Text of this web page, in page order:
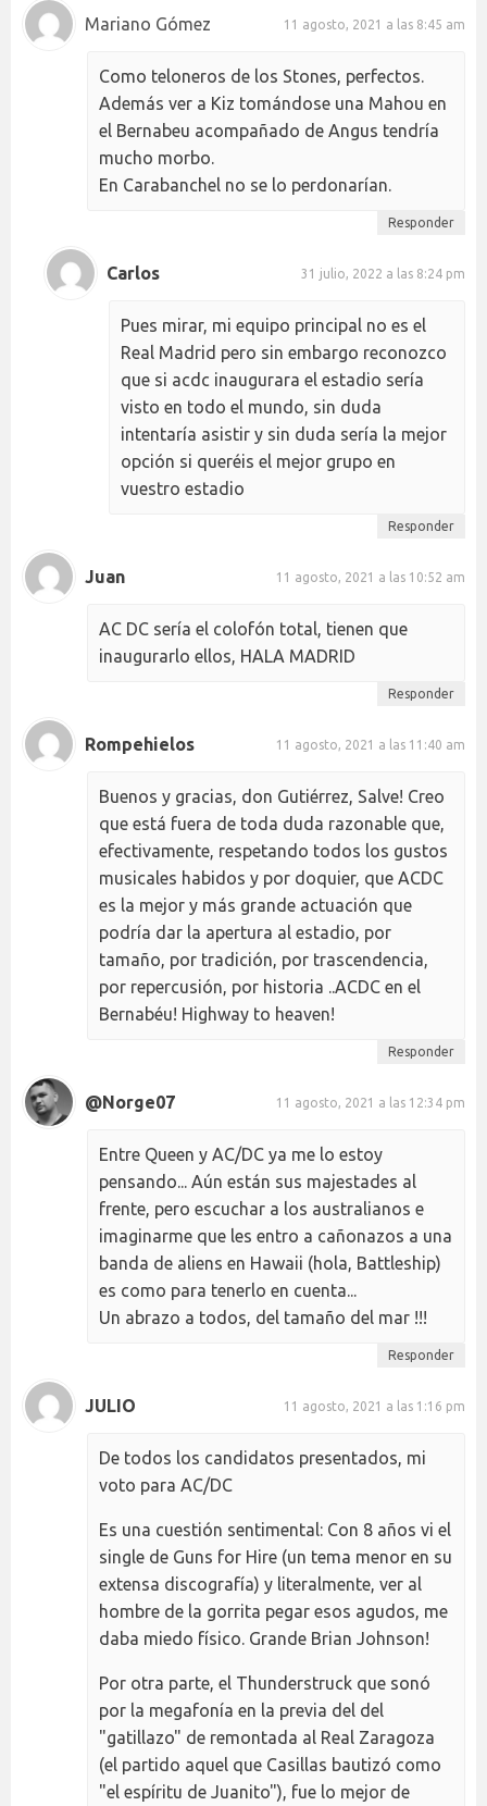
Mariano Gómez 11 agosto, 2021 a las 8:45 am
Como teloneros de los Stones, perfectos.
Además ver a Kiz tomándose una Mahou en
el Bernabeu acompañado de Angus tendría
mucho morbo.
En Carabanchel no se lo perdonarían.
Responder
Carlos 31 julio, 2022 a las 8:24 pm
Pues mirar, mi equipo principal no es el
Real Madrid pero sin embargo reconozco
que si acdc inaugurara el estadio sería
visto en todo el mundo, sin duda
intentaría asistir y sin duda sería la mejor
opción si queréis el mejor grupo en
vuestro estadio
Responder
Juan 11 agosto, 2021 a las 10:52 am
AC DC sería el colofón total, tienen que
inaugurarlo ellos, HALA MADRID
Responder
Rompehielos 11 agosto, 2021 a las 11:40 am
Buenos y gracias, don Gutiérrez, Salve! Creo
que está fuera de toda duda razonable que,
efectivamente, respetando todos los gustos
musicales habidos y por doquier, que ACDC
es la mejor y más grande actuación que
podría dar la apertura al estadio, por
tamaño, por tradición, por trascendencia,
por repercusión, por historia ..ACDC en el
Bernabéu! Highway to heaven!
Responder
@Norge07 11 agosto, 2021 a las 12:34 pm
Entre Queen y AC/DC ya me lo estoy
pensando... Aún están sus majestades al
frente, pero escuchar a los australianos e
imaginarme que les entro a cañonazos a una
banda de aliens en Hawaii (hola, Battleship)
es como para tenerlo en cuenta...
Un abrazo a todos, del tamaño del mar !!!
Responder
JULIO 11 agosto, 2021 a las 1:16 pm
De todos los candidatos presentados, mi
voto para AC/DC
Es una cuestión sentimental: Con 8 años vi el
single de Guns for Hire (un tema menor en su
extensa discografía) y literalmente, ver al
hombre de la gorrita pegar esos agudos, me
daba miedo físico. Grande Brian Johnson!
Por otra parte, el Thunderstruck que sonó
por la megafonía en la previa del del
"gatillazo" de remontada al Real Zaragoza
(el partido aquel que Casillas bautizó como
"el espíritu de Juanito"), fue lo mejor de